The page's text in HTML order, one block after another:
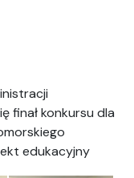
finał konkursu dla
edukacyjny